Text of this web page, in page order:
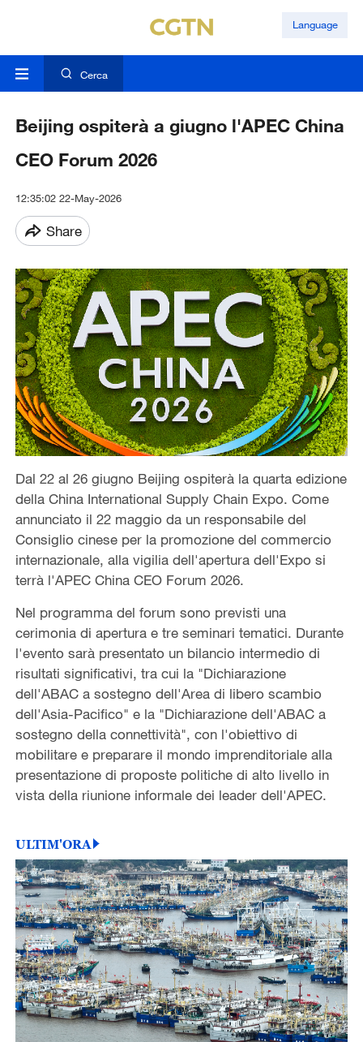
Language
Cerca
Beijing ospiterà a giugno l'APEC China
CEO Forum 2026
12:35:02 22-May-2026
Share
Dal 22 al 26 giugno Beijing ospiterà la quarta edizione
della China International Supply Chain Expo. Come
annunciato il 22 maggio da un responsabile del
Consiglio cinese per la promozione del commercio
internazionale, alla vigilia dell'apertura dell'Expo si
terrà l'APEC China CEO Forum 2026.
Nel programma del forum sono previsti una
cerimonia di apertura e tre seminari tematici. Durante
l'evento sarà presentato un bilancio intermedio di
risultati significativi, tra cui la "Dichiarazione
dell'ABAC a sostegno dell'Area di libero scambio
dell'Asia-Pacifico" e la "Dichiarazione dell'ABAC a
sostegno della connettività", con l'obiettivo di
mobilitare e preparare il mondo imprenditoriale alla
presentazione di proposte politiche di alto livello in
vista della riunione informale dei leader dell'APEC.
ULTIM'ORA